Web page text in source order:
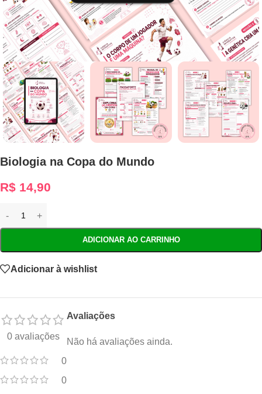
Biologia na Copa do Mundo
R$ 14,90
ADICIONAR AO CARRINHO
Adicionar à wishlist
0 avaliações
0
0
Avaliações
Não há avaliações ainda.